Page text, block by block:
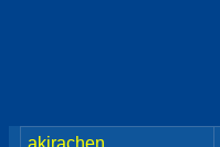
akirachen